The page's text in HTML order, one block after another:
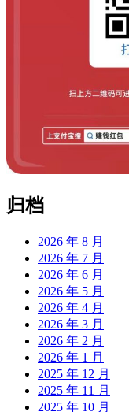
归档
2026 年 8 月
2026 年 7 月
2026 年 6 月
2026 年 5 月
2026 年 4 月
2026 年 3 月
2026 年 2 月
2026 年 1 月
2025 年 12 月
2025 年 11 月
2025 年 10 月